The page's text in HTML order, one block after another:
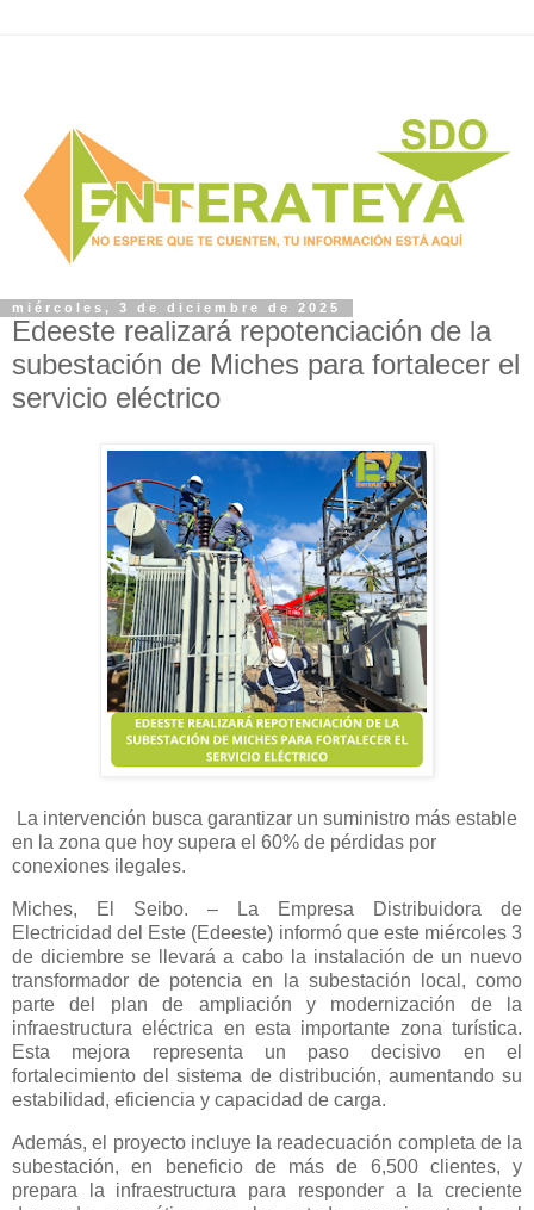
miércoles, 3 de diciembre de 2025
Edeeste realizará repotenciación de la
subestación de Miches para fortalecer el
servicio eléctrico
La intervención busca garantizar un suministro más estable
en la zona que hoy supera el 60% de pérdidas por
conexiones ilegales.
Miches, El Seibo. – La Empresa Distribuidora de
Electricidad del Este (Edeeste) informó que este miércoles 3
de diciembre se llevará a cabo la instalación de un nuevo
transformador de potencia en la subestación local, como
parte del plan de ampliación y modernización de la
infraestructura eléctrica en esta importante zona turística.
Esta mejora representa un paso decisivo en el
fortalecimiento del sistema de distribución, aumentando su
estabilidad, eficiencia y capacidad de carga.
Además, el proyecto incluye la readecuación completa de la
subestación, en beneficio de más de 6,500 clientes, y
prepara la infraestructura para responder a la creciente